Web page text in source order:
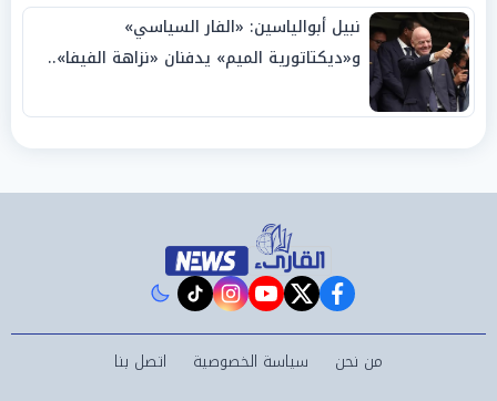
نبيل أبوالياسين: «الفار السياسي»
و«ديكتاتورية الميم» يدفنان «نزاهة الفيفا»..
facebook
twitter
youtube
instagram
tiktok
من نحن سياسة الخصوصية اتصل بنا